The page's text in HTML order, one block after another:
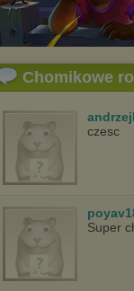
Chomikowe
czesc
Super